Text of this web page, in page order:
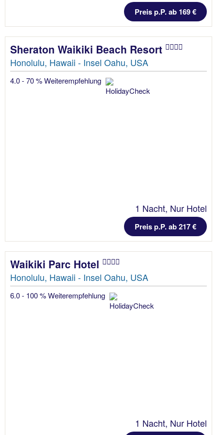
Preis p.P. ab 169 €
Sheraton Waikiki Beach Resort
Honolulu, Hawaii - Insel Oahu, USA
4.0 - 70 % Weiterempfehlung
1 Nacht, Nur Hotel
Preis p.P. ab 217 €
Waikiki Parc Hotel
Honolulu, Hawaii - Insel Oahu, USA
6.0 - 100 % Weiterempfehlung
1 Nacht, Nur Hotel